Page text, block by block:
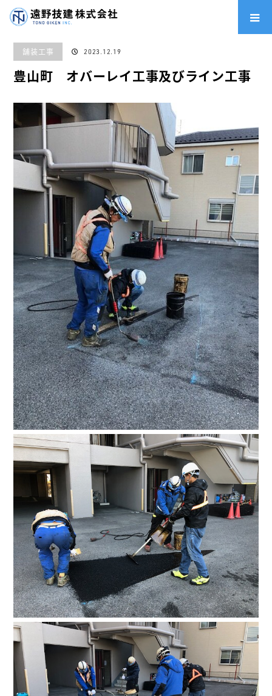
施工実績
舗装工事
舗装工事 2023.12.19
豊山町 オバーレイ工事及びライン工事